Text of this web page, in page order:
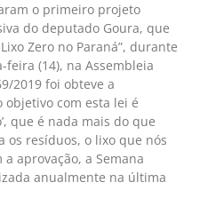
o primeiro projeto
do deputado Goura, que
Zero no Paraná”, durante
(14), na Assembleia
2019 foi obteve a
objetivo com esta lei é
que é nada mais do que
resíduos, o lixo que nós
aprovação, a Semana
anualmente na última